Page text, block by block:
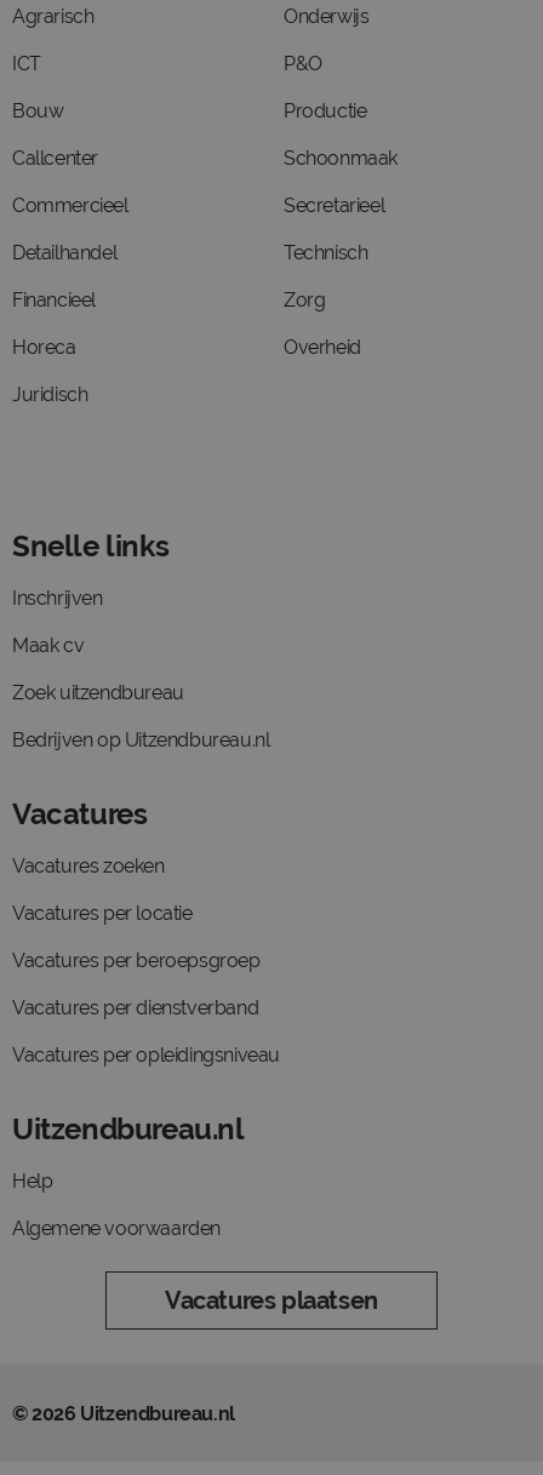
Agrarisch
ICT
Bouw
Callcenter
Commercieel
Detailhandel
Financieel
Horeca
Juridisch
Onderwijs
P&O
Productie
Schoonmaak
Secretarieel
Technisch
Zorg
Overheid
Snelle links
Inschrijven
Maak cv
Zoek uitzendbureau
Bedrijven op Uitzendbureau.nl
Vacatures
Vacatures zoeken
Vacatures per locatie
Vacatures per beroepsgroep
Vacatures per dienstverband
Vacatures per opleidingsniveau
Uitzendbureau.nl
Help
Algemene voorwaarden
Vacatures plaatsen
© 2026 Uitzendbureau.nl